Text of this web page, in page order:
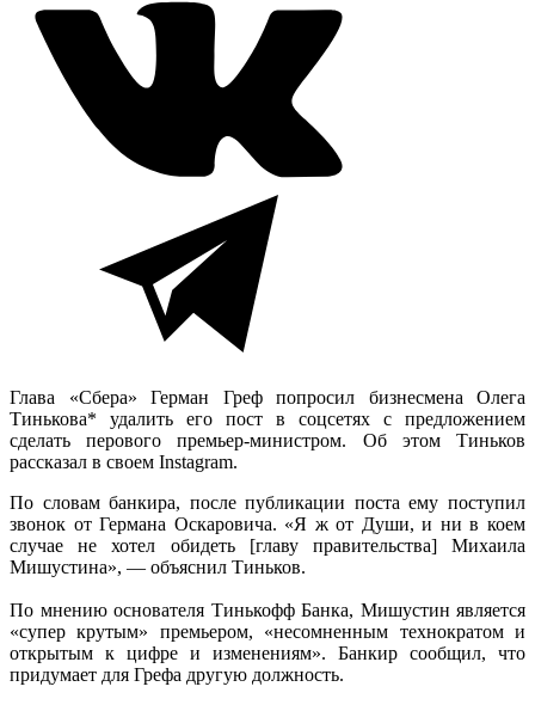
Глава «Сбера» Герман Греф попросил бизнесмена Олега
Тинькова* удалить его пост в соцсетях с предложением
сделать перового премьер-министром. Об этом Тиньков
рассказал в своем Instagram.
По словам банкира, после публикации поста ему поступил
звонок от Германа Оскаровича. «Я ж от Души, и ни в коем
случае не хотел обидеть [главу правительства] Михаила
Мишустина», — объяснил Тиньков.
По мнению основателя Тинькофф Банка, Мишустин является
«супер крутым» премьером, «несомненным технократом и
открытым к цифре и изменениям». Банкир сообщил, что
придумает для Грефа другую должность.